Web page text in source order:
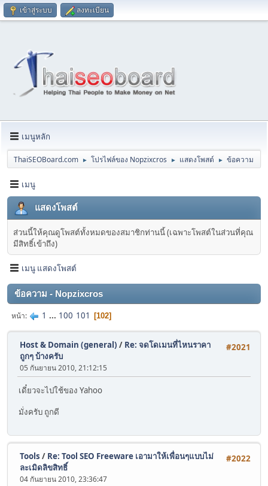
เข้าสู่ระบบ ลงทะเบียน
เมนูหลัก
ThaiSEOBoard.com ► โปรไฟล์ของ Nopzixcros ► แสดงโพสต์ ► ข้อความ
เมนู
แสดงโพสต์
ส่วนนี้ให้คุณดูโพสต์ทั้งหมดของสมาชิกท่านนี้ (เฉพาะโพสต์ในส่วนที่คุณ
มีสิทธิ์เข้าถึง)
เมนู แสดงโพสต์
ข้อความ - Nopzixcros
หน้า 1 ... 100 101 102
#2021
Host & Domain (general) / Re: จดโดเมนที่ไหนราคา
ถูกๆ บ้างครับ
05 กันยายน 2010, 21:12:15
เดี๋ยวจะไปใช้ของ Yahoo
มั่งครับ ถูกดี
#2022
Tools / Re: Tool SEO Freeware เอามาให้เพื่อนๆแบบไม่
ละเมิดลิขสิทธิ์
04 กันยายน 2010, 23:36:47